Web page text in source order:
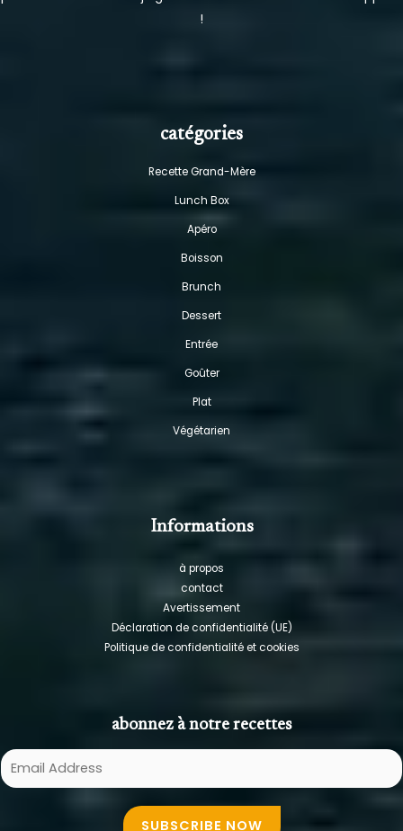
!
catégories
Recette Grand-Mère
Lunch Box
Apéro
Boisson
Brunch
Dessert
Entrée
Goûter
Plat
Végétarien
Informations
à propos
contact
Avertissement
Déclaration de confidentialité (UE)
Politique de confidentialité et cookies
abonnez à notre recettes
E
m
SUBSCRIBE NOW